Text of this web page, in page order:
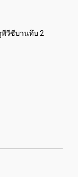
พีวีซีบานทึบ 2